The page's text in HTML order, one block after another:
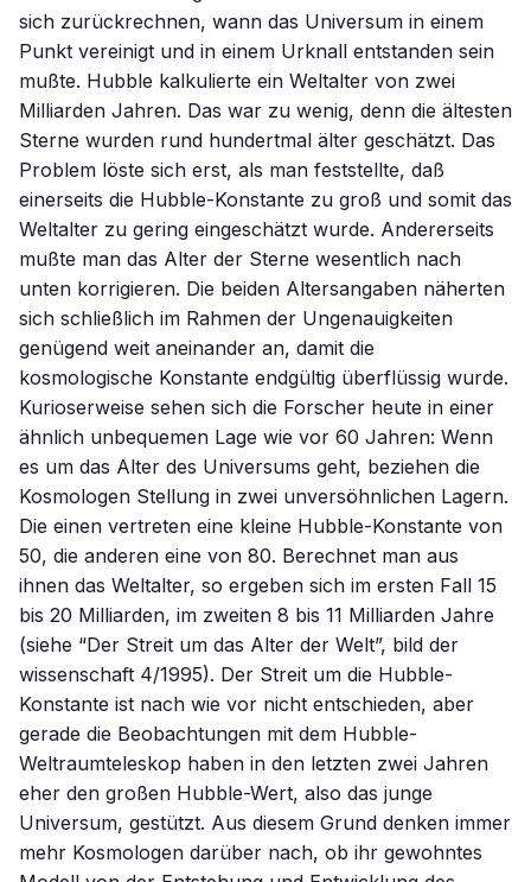
sich zurückrechnen, wann das Universum in einem
Punkt vereinigt und in einem Urknall entstanden sein
mußte. Hubble kalkulierte ein Weltalter von zwei
Milliarden Jahren. Das war zu wenig, denn die ältesten
Sterne wurden rund hundertmal älter geschätzt. Das
Problem löste sich erst, als man feststellte, daß
einerseits die Hubble-Konstante zu groß und somit das
Weltalter zu gering eingeschätzt wurde. Andererseits
mußte man das Alter der Sterne wesentlich nach
unten korrigieren. Die beiden Altersangaben näherten
sich schließlich im Rahmen der Ungenauigkeiten
genügend weit aneinander an, damit die
kosmologische Konstante endgültig überflüssig wurde.
Kurioserweise sehen sich die Forscher heute in einer
ähnlich unbequemen Lage wie vor 60 Jahren: Wenn
es um das Alter des Universums geht, beziehen die
Kosmologen Stellung in zwei unversöhnlichen Lagern.
Die einen vertreten eine kleine Hubble-Konstante von
50, die anderen eine von 80. Berechnet man aus
ihnen das Weltalter, so ergeben sich im ersten Fall 15
bis 20 Milliarden, im zweiten 8 bis 11 Milliarden Jahre
(siehe “Der Streit um das Alter der Welt”, bild der
wissenschaft 4/1995). Der Streit um die Hubble-
Konstante ist nach wie vor nicht entschieden, aber
gerade die Beobachtungen mit dem Hubble-
Weltraumteleskop haben in den letzten zwei Jahren
eher den großen Hubble-Wert, also das junge
Universum, gestützt. Aus diesem Grund denken immer
mehr Kosmologen darüber nach, ob ihr gewohntes